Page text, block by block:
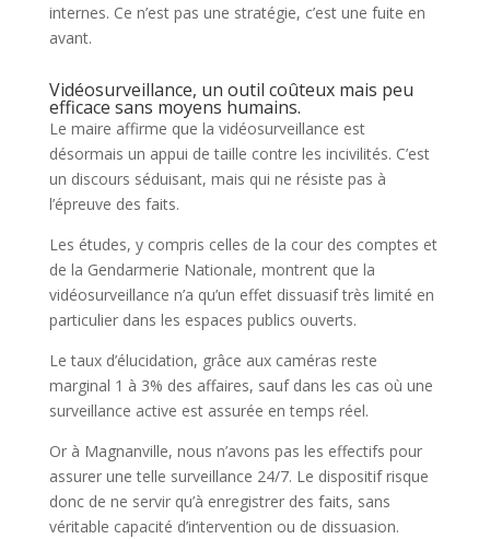
internes. Ce n’est pas une stratégie, c’est une fuite en
avant.
Vidéosurveillance, un outil coûteux mais peu
efficace sans moyens humains.
Le maire affirme que la vidéosurveillance est
désormais un appui de taille contre les incivilités. C’est
un discours séduisant, mais qui ne résiste pas à
l’épreuve des faits.
Les études, y compris celles de la cour des comptes et
de la Gendarmerie Nationale, montrent que la
vidéosurveillance n’a qu’un effet dissuasif très limité en
particulier dans les espaces publics ouverts.
Le taux d’élucidation, grâce aux caméras reste
marginal 1 à 3% des affaires, sauf dans les cas où une
surveillance active est assurée en temps réel.
Or à Magnanville, nous n’avons pas les effectifs pour
assurer une telle surveillance 24/7. Le dispositif risque
donc de ne servir qu’à enregistrer des faits, sans
véritable capacité d’intervention ou de dissuasion.